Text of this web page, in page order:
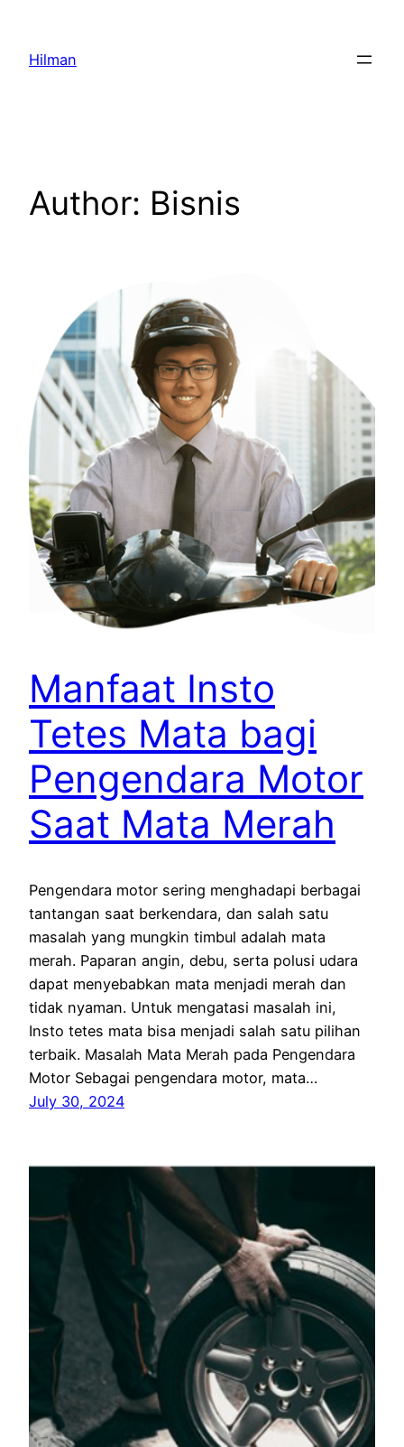
content
Hilman
Author: Bisnis
Manfaat Insto
Tetes Mata bagi
Pengendara Motor
Saat Mata Merah
Pengendara motor sering menghadapi berbagai
tantangan saat berkendara, dan salah satu
masalah yang mungkin timbul adalah mata
merah. Paparan angin, debu, serta polusi udara
dapat menyebabkan mata menjadi merah dan
tidak nyaman. Untuk mengatasi masalah ini,
Insto tetes mata bisa menjadi salah satu pilihan
terbaik. Masalah Mata Merah pada Pengendara
Motor Sebagai pengendara motor, mata…
July 30, 2024